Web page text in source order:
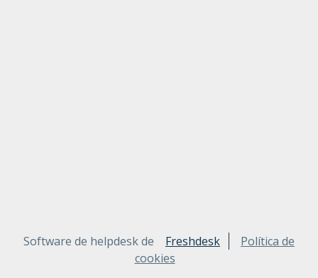
Software de helpdesk de Freshdesk
Política de
cookies